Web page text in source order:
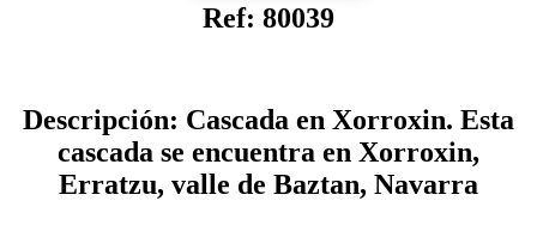
Ref: 80039
Descripción: Cascada en Xorroxin. Esta
cascada se encuentra en Xorroxin,
Erratzu, valle de Baztan, Navarra